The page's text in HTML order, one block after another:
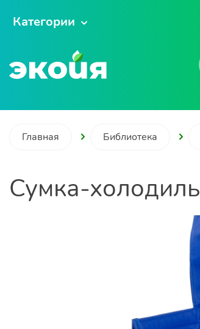
Категории
Главная Библиотека
Сумка-